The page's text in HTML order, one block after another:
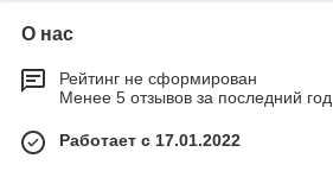
О нас
Рейтинг не сформирован
Менее 5 отзывов за последний год
Работает с 17.01.2022